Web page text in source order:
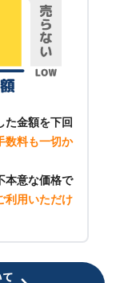
た金額を下回
数料も一切か
本意な価格で
利用いただけ